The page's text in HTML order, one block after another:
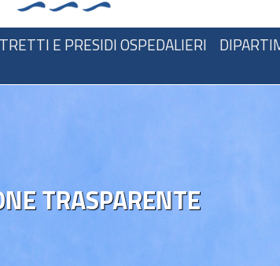
E PRESIDI OSPEDALIERI
TRASPARENTE